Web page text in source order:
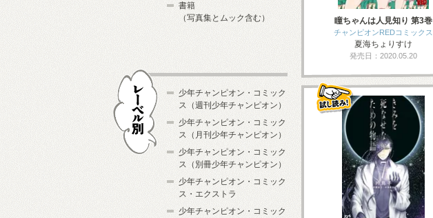
瞳ちゃんは人見知り 第3巻
チャンピオンREDコミックス
夏海ちょりすけ
発売日：2020.05.20
書籍
（写真集とムック含む）
少年チャンピオン・コミック
ス（週刊少年チャンピオン）
少年チャンピオン・コミック
ス（月刊少年チャンピオン）
少年チャンピオン・コミック
ス（別冊少年チャンピオン）
少年チャンピオン・コミック
ス・エクストラ
少年チャンピオン・コミック